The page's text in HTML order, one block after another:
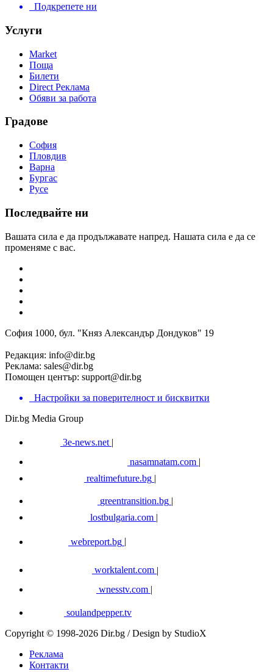
Подкрепете ни
Услуги
Market
Поща
Билети
Direct Реклама
Обяви за работа
Градове
София
Пловдив
Варна
Бургас
Русе
Последвайте ни
Вашата сила е да продължавате напред. Нашата сила е да се
променяме с вас.
София 1000, бул. "Княз Александър Дондуков" 19
Редакция: info@dir.bg
Реклама: sales@dir.bg
Помощен център: support@dir.bg
Настройки за поверителност и бисквитки
Dir.bg Media Group
3e-news.net |
nasamnatam.com |
realtimefuture.bg |
greentransition.bg |
lostbulgaria.com |
webreport.bg
worktalent.com |
wnesstv.com |
soulandpepper.tv
Copyright © 1998-2026 Dir.bg / Design by StudioX
Реклама
Контакти